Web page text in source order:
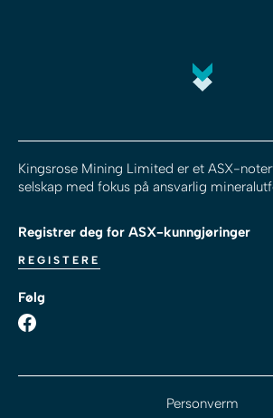
Kingsrose Mining Limited er et ASX-
selskap med fokus på ansvarlig
Registrer deg for ASX-kunngjøringer
REGISTERE
Følg
Personverm